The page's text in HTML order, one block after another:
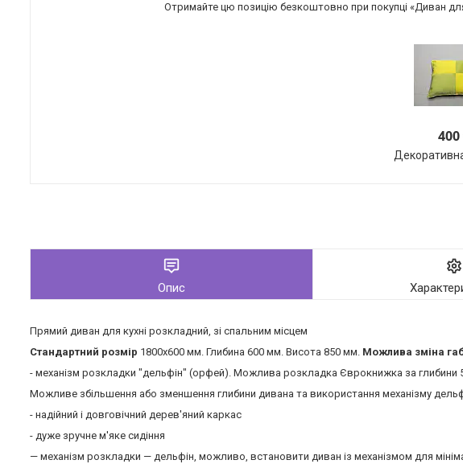
Отримайте цю позицію безкоштовно при покупці «Диван
400
Опис
Прямий диван для кухні розкладний, зі спальним місцем
Стандартний розмір 1800х600 мм. Глибина 600 мм. Висота 850 мм. Можлива зміна
- механізм розкладки "дельфін" (орфей). Можлива розкладка Єврокнижка за глибини
Можливе збільшення або зменшення глибини дивана та використання механізму
- надійний і довговічний дерев'яний каркас
- дуже зручне м'яке сидіння
— механізм розкладки — дельфін, можливо, встановити диван із механізмом для